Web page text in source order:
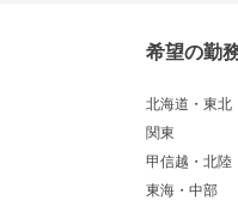
希望の勤
北海道・東北
関東
甲信越・北陸
東海・中部